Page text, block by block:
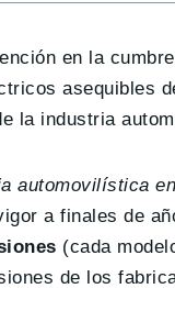
en la
asequibles
la industria
automovilística
a finales de
(cada
de los